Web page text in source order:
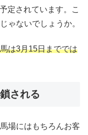
定されています。こ
ゃないでしょうか。
は3月15日まででは
される
場にはもちろんお客